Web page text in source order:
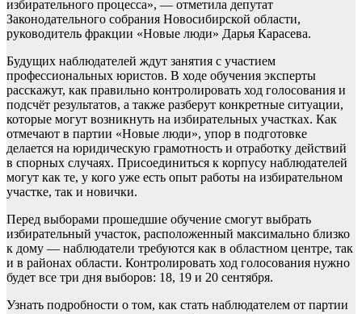
избирательного процесса», — отметила депутат
Законодательного собрания Новосибирской области,
руководитель фракции «Новые люди» Дарья Карасева.
Будущих наблюдателей ждут занятия с участием
профессиональных юристов. В ходе обучения эксперты
расскажут, как правильно контролировать ход голосования и
подсчёт результатов, а также разберут конкретные ситуации,
которые могут возникнуть на избирательных участках. Как
отмечают в партии «Новые люди», упор в подготовке
делается на юридическую грамотность и отработку действий
в спорных случаях. Присоединиться к корпусу наблюдателей
могут как те, у кого уже есть опыт работы на избирательном
участке, так и новички.
Перед выборами прошедшие обучение смогут выбрать
избирательный участок, расположенный максимально близко
к дому — наблюдатели требуются как в областном центре, так
и в районах области. Контролировать ход голосования нужно
будет все три дня выборов: 18, 19 и 20 сентября.
Узнать подробности о том, как стать наблюдателем от партии